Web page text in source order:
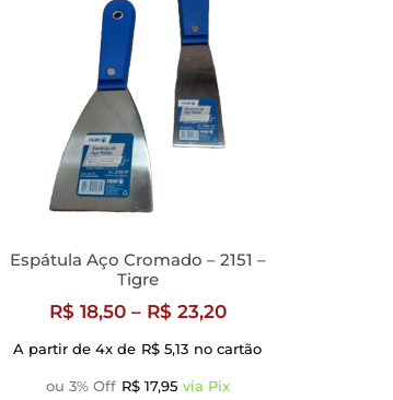
Espátula Aço Cromado – 2151 –
Tigre
R$ 18,50– R$ 23,20
A partir de 4x de R$ 5,13 no cartão
ou 3% Off R$17,95 via Pix